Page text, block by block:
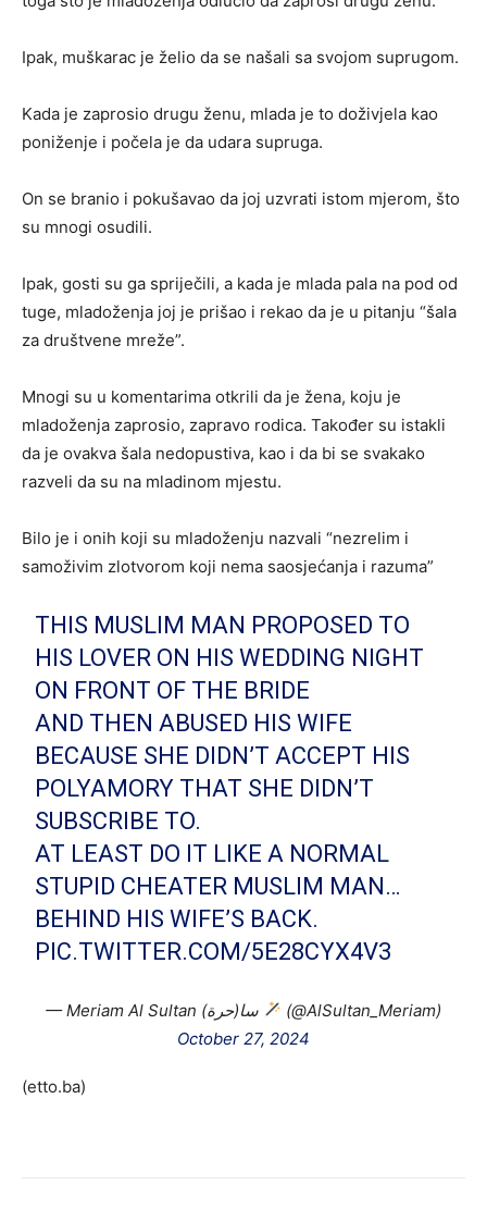
Ipak, muškarac je želio da se našali sa svojom suprugom.
Kada je zaprosio drugu ženu, mlada je to doživjela kao
poniženje i počela je da udara supruga.
On se branio i pokušavao da joj uzvrati istom mjerom, što
su mnogi osudili.
Ipak, gosti su ga spriječili, a kada je mlada pala na pod od
tuge, mladoženja joj je prišao i rekao da je u pitanju “šala
za društvene mreže”.
Mnogi su u komentarima otkrili da je žena, koju je
mladoženja zaprosio, zapravo rodica. Također su istakli
da je ovakva šala nedopustiva, kao i da bi se svakako
razveli da su na mladinom mjestu.
Bilo je i onih koji su mladoženju nazvali “nezrelim i
samoživim zlotvorom koji nema saosjećanja i razuma”
THIS MUSLIM MAN PROPOSED TO
HIS LOVER ON HIS WEDDING NIGHT
ON FRONT OF THE BRIDE
AND THEN ABUSED HIS WIFE
BECAUSE SHE DIDN’T ACCEPT HIS
POLYAMORY THAT SHE DIDN’T
SUBSCRIBE TO.
AT LEAST DO IT LIKE A NORMAL
STUPID CHEATER MUSLIM MAN…
BEHIND HIS WIFE’S BACK.
PIC.TWITTER.COM/5E28CYX4V3
— Meriam Al Sultan سا(حرة)
(@AlSultan_Meriam)
October 27, 2024
(etto.ba)